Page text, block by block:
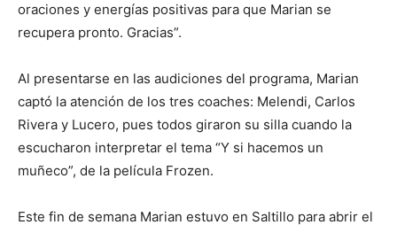
oraciones y energías positivas para que Marian se
recupera pronto. Gracias”.
Al presentarse en las audiciones del programa, Marian
captó la atención de los tres coaches: Melendi, Carlos
Rivera y Lucero, pues todos giraron su silla cuando la
escucharon interpretar el tema “Y si hacemos un
muñeco”, de la película Frozen.
Este fin de semana Marian estuvo en Saltillo para abrir el